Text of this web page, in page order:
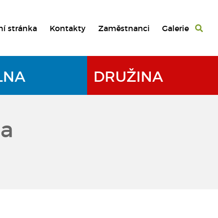
stránka Kontakty Zaměstnanci Galerie
DRUŽINA